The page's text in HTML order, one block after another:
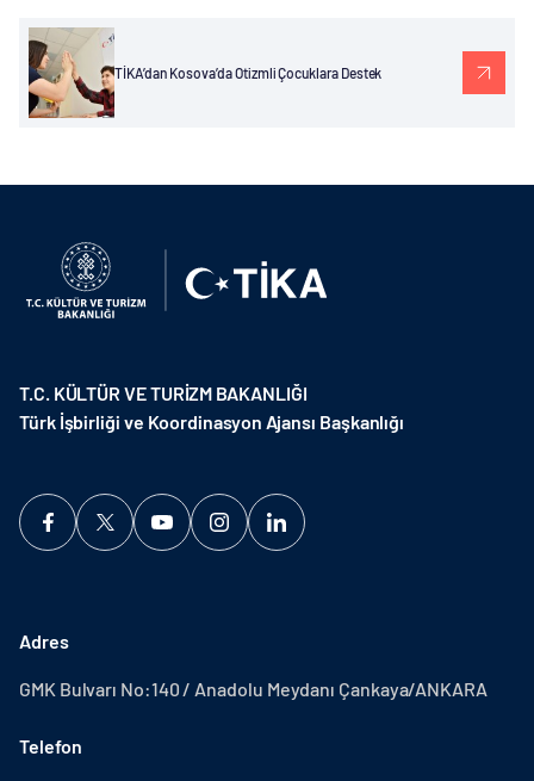
TİKA’dan Kosova’da Otizmli Çocuklara Destek
T.C. KÜLTÜR VE TURİZM BAKANLIĞI
Türk İşbirliği ve Koordinasyon Ajansı Başkanlığı
Adres
GMK Bulvarı No:140 / Anadolu Meydanı Çankaya/ANKARA
Telefon